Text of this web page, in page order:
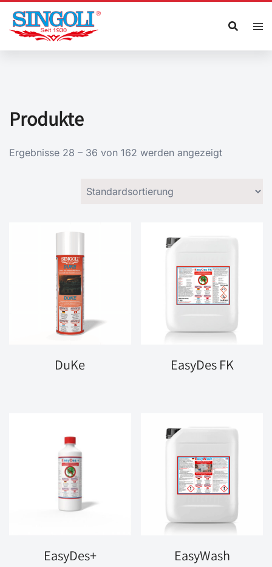
Zum
Inhalt
springen
Produkte
Ergebnisse 28 – 36 von 162 werden angezeigt
DuKe EasyDes FK
EasyDes+ EasyWash